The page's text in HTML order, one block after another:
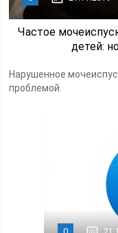
Частое
детей:
Нарушенное
проблемой.